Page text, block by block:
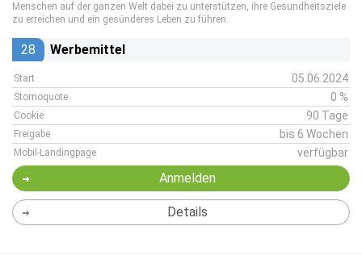
Menschen auf der ganzen Welt dabei zu unterstützen, ihre Gesundheitsziele
zu erreichen und ein gesünderes Leben zu führen.
28 Werbemittel
Start 05.06.2024
Stornoquote 0 %
Cookie 90 Tage
Freigabe bis 6 Wochen
Mobil-Landingpage verfügbar
Anmelden
Details